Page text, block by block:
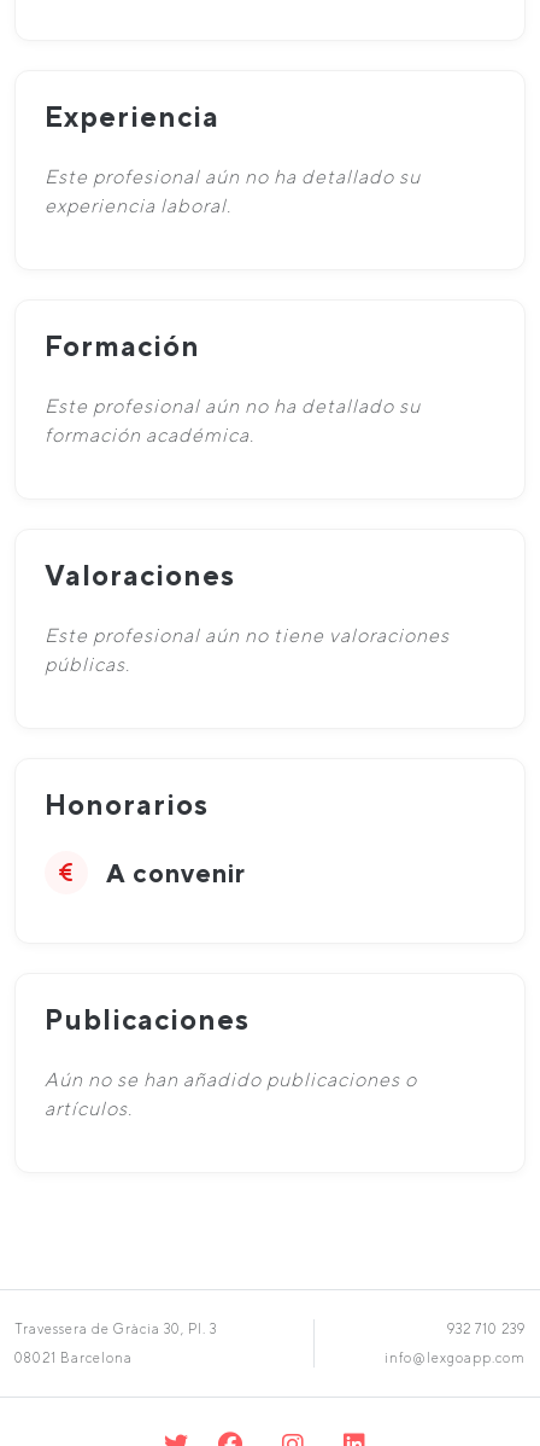
Experiencia
Este profesional aún no ha detallado su
experiencia laboral.
Formación
Este profesional aún no ha detallado su
formación académica.
Valoraciones
Este profesional aún no tiene valoraciones
públicas.
Honorarios
A convenir
Publicaciones
Aún no se han añadido publicaciones o
artículos.
Travessera de Gràcia 30, Pl. 3
08021 Barcelona
932 710 239
info@lexgoapp.com